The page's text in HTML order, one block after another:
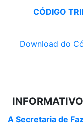
CÓDIGO
Download do
A Secretaria de